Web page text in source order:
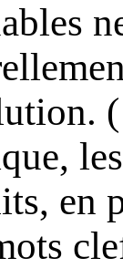
en